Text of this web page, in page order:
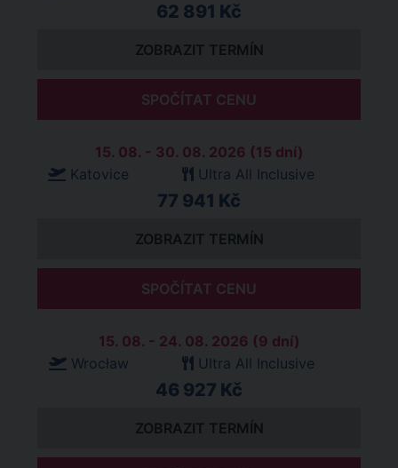
62 891 Kč
ZOBRAZIT TERMÍN
SPOČÍTAT CENU
15. 08. - 30. 08. 2026 (15 dní)
Katovice
Ultra All Inclusive
77 941 Kč
ZOBRAZIT TERMÍN
SPOČÍTAT CENU
15. 08. - 24. 08. 2026 (9 dní)
Wrocław
Ultra All Inclusive
46 927 Kč
ZOBRAZIT TERMÍN